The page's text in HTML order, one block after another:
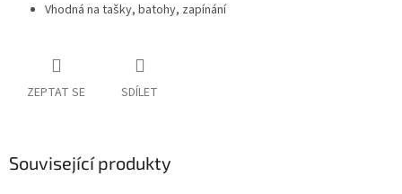
Vhodná na tašky, batohy, zapínání
ZEPTAT SE SDÍLET
Související produkty